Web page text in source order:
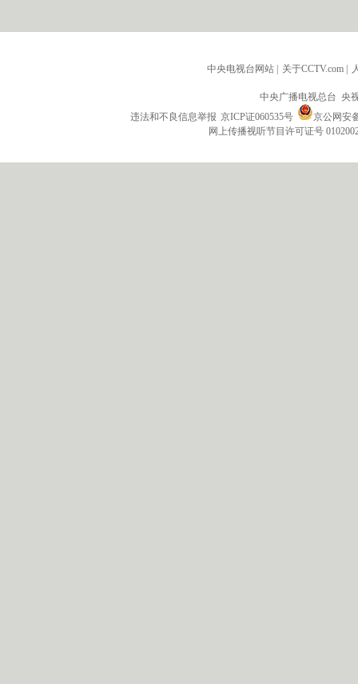
中央电视台网站 关于CCTV.com
中央广播电视总台 央
违法和不良信息举报 京ICP证060535号
京公网安
网上传播视听节目许可证号